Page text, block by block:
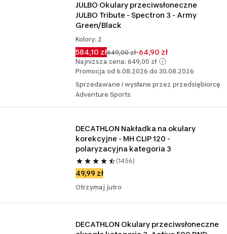
JULBO Okulary przeciwsłoneczne
JULBO Tribute - Spectron 3 - Army
Green/Black
Kolory: 2
584,10 zł649,00 zł-64,90 zł
Najniższa cena: 649,00 zł
Promocja od 6.08.2026 do 30.08.2026
Sprzedawane i wysłane przez przedsiębiorcę
Adventure Sports
DECATHLON Nakładka na okulary
korekcyjne - MH CLIP 120 -
polaryzacyjna kategoria 3
(1456)
49,99 zł
Otrzymaj jutro
DECATHLON Okulary przeciwsłoneczne